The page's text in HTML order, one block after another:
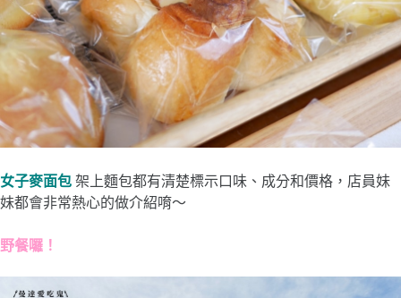
女子麥面包 架上麵包都有清楚標示口味、成分和價格，店員妹
妹都會非常熱心的做介紹唷～
野餐囉！